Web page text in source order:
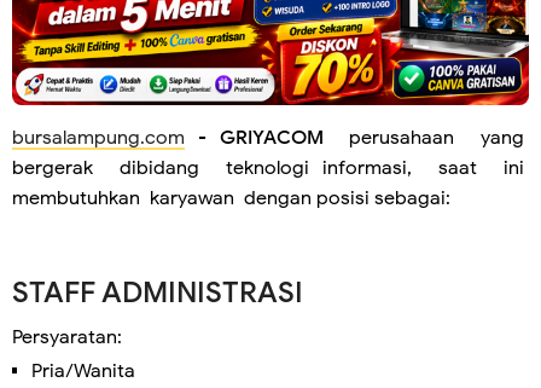
bursalampung.com - GRIYACOM perusahaan yang
bergerak dibidang teknologi informasi, saat ini
membutuhkan karyawan dengan posisi sebagai:
STAFF ADMINISTRASI
Persyaratan:
Pria/Wanita